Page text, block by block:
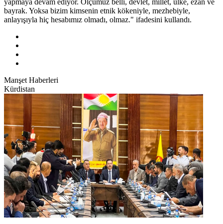
bayrak. Yoksa bizim kimsenin etnik kökeniyle, mezhebiyle,
anlayışıyla hiç hesabımız olmadı, olmaz." ifadesini kullandı.
Manşet Haberleri
Kürdistan